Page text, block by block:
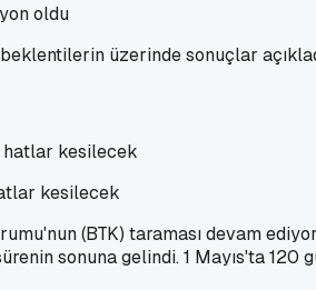
oldu
üzerinde sonuçlar
kesilecek
(BTK) taraması devam
sonuna gelindi. 1 Mayıs'ta